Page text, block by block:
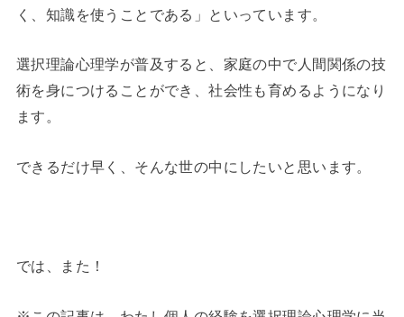
く、知識を使うことである」といっています。
選択理論心理学が普及すると、家庭の中で人間関係の技
術を身につけることができ、社会性も育めるようになり
ます。
できるだけ早く、そんな世の中にしたいと思います。
では、また！